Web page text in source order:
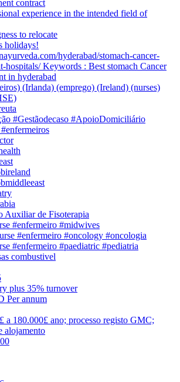
contract
experience in the intended field of
to relocate
holidays!
hyderabad/stomach-cancer-
hospitals/ Keywords : Best stomach Cancer
in hyderabad
(Irlanda) (emprego) (Ireland) (nurses)
#Gestãodecaso #ApoioDomiciliário
Auxiliar de Fisoterapia
#enfermeiro #midwives
#enfermeiro #oncology #oncologia
#enfermeiro #paediatric #pediatria
combustivel
plus 35% turnover
Per annum
a 180.000£ ano; processo registo GMC;
alojamento